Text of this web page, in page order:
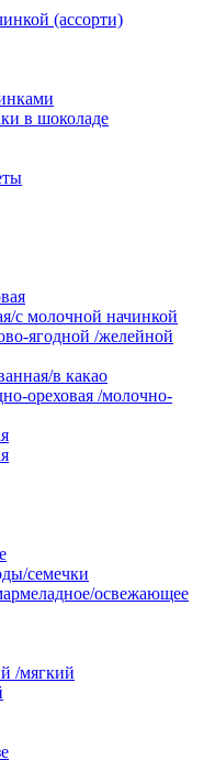
(ассорти)
в шоколаде
с молочной начинкой
ягодной /желейной
в какао
ореховая /молочно-
семечки
освежающее
/мягкий